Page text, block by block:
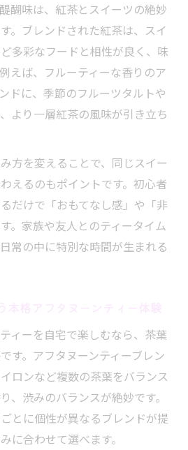
ンの相性を活かす3段ルールの
ティーのルールに縛られず自
法
ティーブレンドで優雅なひと
ティーブレンド茶葉の選び方
タヌーンティーブレンドを
ト
ごとのブレンド特徴を知ろう
ティーの茶葉選びで特別感ア
った手軽な本格アフタヌーン
ィーブレンドのティーバッグ
醐味は、紅茶とスイーツの絶妙
。ブレンドされた紅茶は、スイ
多彩なフードと相性が良く、味
えば、フルーティーな香りのア
ドに、季節のフルーツタルトや
より一層紅茶の風味が引き立ち
方を変えることで、同じスイー
えるのもポイントです。初心者
だけで「おもてなし感」や「非
。家族や友人とのティータイム
常の中に特別な時間が生まれる
ィーを自宅で楽しむなら、茶葉
す。アフタヌーンティーブレン
ロンなど複数の茶葉をバランス
、渋みのバランスが絶妙です。
とに個性が異なるブレンドが提
に合わせて選べます。